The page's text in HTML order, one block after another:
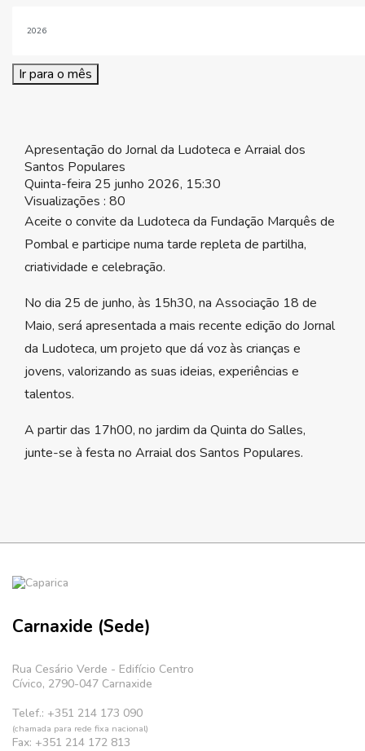
Ir para o mês
Apresentação do Jornal da Ludoteca e Arraial dos
Santos Populares
Quinta-feira 25 junho 2026, 15:30
Visualizações : 80
Aceite o convite da Ludoteca da Fundação Marquês de
Pombal e participe numa tarde repleta de partilha,
criatividade e celebração.
No dia 25 de junho, às 15h30, na Associação 18 de
Maio, será apresentada a mais recente edição do Jornal
da Ludoteca, um projeto que dá voz às crianças e
jovens, valorizando as suas ideias, experiências e
talentos.
A partir das 17h00, no jardim da Quinta do Salles,
junte-se à festa no Arraial dos Santos Populares.
Carnaxide (Sede)
Rua Cesário Verde - Edifício Centro
Cívico, 2790-047 Carnaxide
Telef.: +351 214 173 090
(chamada para rede fixa nacional)
Fax: +351 214 172 813